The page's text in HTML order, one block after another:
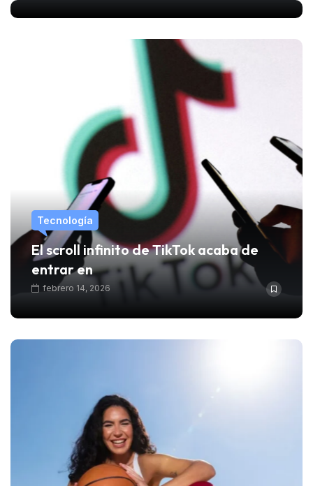
Tecnología
El scroll infinito de TikTok acaba de
entrar en
febrero 14, 2026